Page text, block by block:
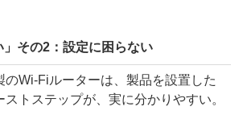
」その2：設定に困らない
Wi-Fiルーターは、製品を設置した
トステップが、実に分かりやすい。